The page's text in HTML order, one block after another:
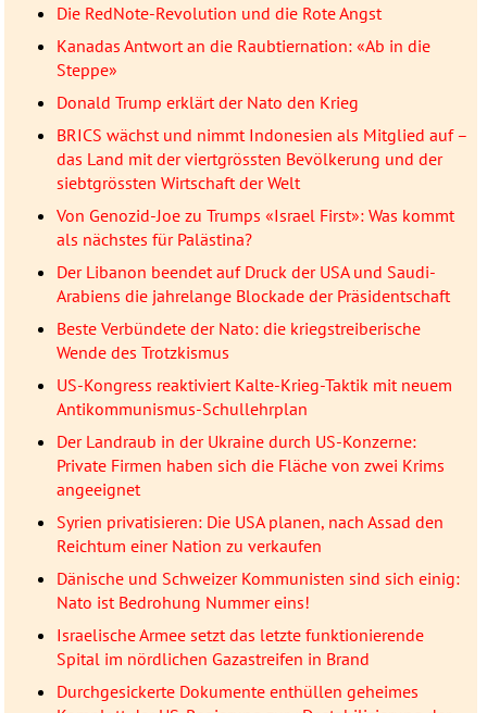
Die RedNote-Revolution und die Rote Angst
Kanadas Antwort an die Raubtiernation: «Ab in die
Steppe»
Donald Trump erklärt der Nato den Krieg
BRICS wächst und nimmt Indonesien als Mitglied auf –
das Land mit der viertgrössten Bevölkerung und der
siebtgrössten Wirtschaft der Welt
Von Genozid-Joe zu Trumps «Israel First»: Was kommt
als nächstes für Palästina?
Der Libanon beendet auf Druck der USA und Saudi-
Arabiens die jahrelange Blockade der Präsidentschaft
Beste Verbündete der Nato: die kriegstreiberische
Wende des Trotzkismus
US-Kongress reaktiviert Kalte-Krieg-Taktik mit neuem
Antikommunismus-Schullehrplan
Der Landraub in der Ukraine durch US-Konzerne:
Private Firmen haben sich die Fläche von zwei Krims
angeeignet
Syrien privatisieren: Die USA planen, nach Assad den
Reichtum einer Nation zu verkaufen
Dänische und Schweizer Kommunisten sind sich einig:
Nato ist Bedrohung Nummer eins!
Israelische Armee setzt das letzte funktionierende
Spital im nördlichen Gazastreifen in Brand
Durchgesickerte Dokumente enthüllen geheimes